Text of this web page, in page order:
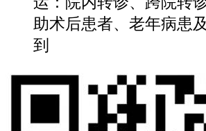
助术后患者、老年病患
到